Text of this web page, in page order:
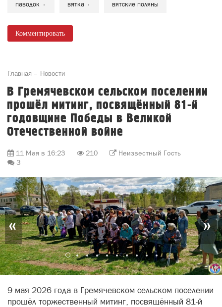
паводок вятка вятские поляны
Комментировать
Главная Новости
В Гремячевском сельском поселении
прошёл митинг, посвящённый 81-й
годовщине Победы в Великой
Отечественной войне
11 Мая в 16:23 210
Неизвестный Гость
3
« »
9 мая 2026 года в Гремячевском сельском поселении
прошёл торжественный митинг, посвящённый 81-й